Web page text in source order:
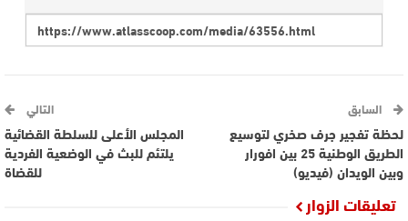
السابق
لحظة تفجير جرف صخري لتوسيع
الطريق الوطنية 25 بين افورار
وبين الويدان (فيديو)
التالي
المجلس الأعلى للسلطة القضائية
يلتئم للبث في الوضعية الفردية
للقضاة
تعليقات الزوار